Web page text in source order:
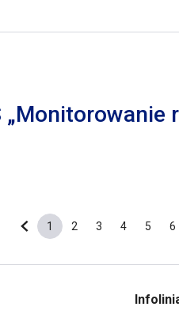
Poprzednia strona
Bieżąca strona
1
Strona
2
Strona
3
Strona
4
Strona
5 6